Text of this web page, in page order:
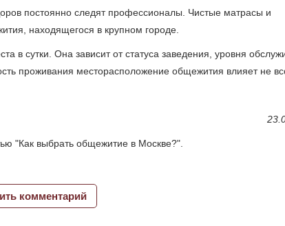
постоянно следят профессионалы. Чистые матрасы и
находящегося в крупном городе.
в сутки. Она зависит от статуса заведения, уровня
проживания месторасположение общежития влияет не
"Как выбрать общежитие в Москве?".
комментарий